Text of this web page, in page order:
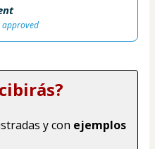
approved
y con ejemplos